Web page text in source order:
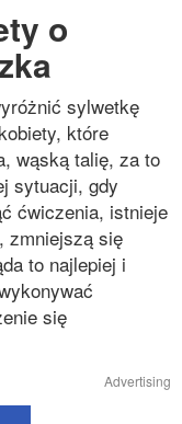
o
sylwetkę
które
wąską talię, za to
sytuacji, gdy
ćwiczenia, istnieje
zmniejszą się
to najlepiej i
się
Advertising